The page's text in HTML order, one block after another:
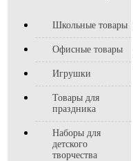
Школьные товары
Офисные товары
Игрушки
Товары для
праздника
Наборы для
детского
творчества